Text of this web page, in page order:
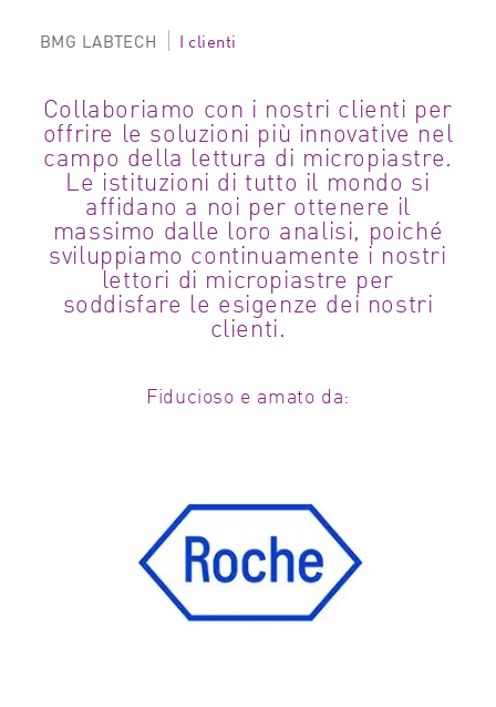
Chi siamo
BMG LABTECH I clienti
Collaboriamo con i nostri clienti per
offrire le soluzioni più innovative nel
campo della lettura di micropiastre.
Le istituzioni di tutto il mondo si
affidano a noi per ottenere il
massimo dalle loro analisi, poiché
sviluppiamo continuamente i nostri
lettori di micropiastre per
soddisfare le esigenze dei nostri
clienti.
Fiducioso e amato da: